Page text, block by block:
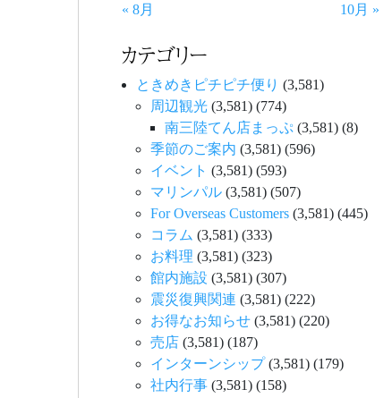
« 8月 10月 »
カテゴリー
ときめきピチピチ便り (3,581)
周辺観光 (3,581) (774)
南三陸てん店まっぷ (3,581) (8)
季節のご案内 (3,581) (596)
イベント (3,581) (593)
マリンパル (3,581) (507)
For Overseas Customers (3,581) (445)
コラム (3,581) (333)
お料理 (3,581) (323)
館内施設 (3,581) (307)
震災復興関連 (3,581) (222)
お得なお知らせ (3,581) (220)
売店 (3,581) (187)
インターンシップ(3,581) (179)
社内行事 (3,581) (158)